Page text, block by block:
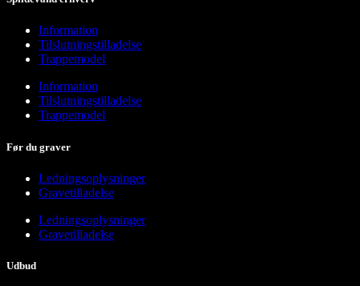
Information
Tilslutningstilladelse
Trappemodel
Information
Tilslutningstilladelse
Trappemodel
Før du graver
Ledningsoplysninger
Gravetilladelse
Ledningsoplysninger
Gravetilladelse
Udbud